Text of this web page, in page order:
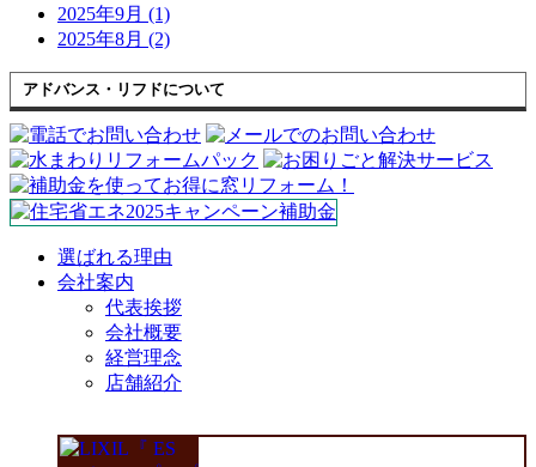
2025年9月 (1)
2025年8月 (2)
アドバンス・リフドについて
選ばれる理由
会社案内
代表挨拶
会社概要
経営理念
店舗紹介